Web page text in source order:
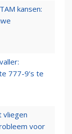
kansen:
777-9’s te
vliegen
voor